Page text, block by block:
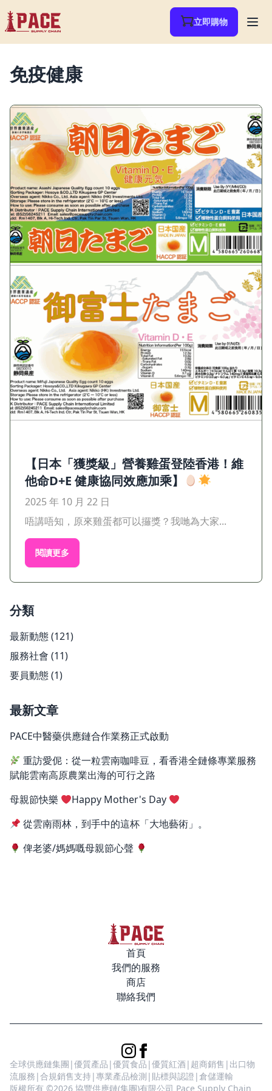
立即購物
免疫健康
【日本「獲獎級」營養雞蛋登陸香港！維
他命D+E 健康協同效應加乘】
2025 年 10 月 22 日
唔講唔知，原來雞蛋都可以攞獎？我哋為大家...
閱讀更多
分類
最新動態(121)
服務社會 (11)
要員動態(1)
最新文章
PACE中醫藥供應鏈合作業務正式啟動
重訪愛伲：從一粒雲南咖啡豆，看香港全鏈條專業服務
賦能雲南高原農業出海的可行之路
母親節快樂
Happy Mother's Day
從雲南雨林，到手中的這杯「大地藝術」。
俾老婆/媽媽嘅母親節心聲
首頁
我們的服務
商店
聯絡我們
全球供應鏈集團|優質產品|優質食品|優質紅酒|超商銷售|出口物
流服務|合規銷售支持|專業產品檢測|貼標與認證|倉儲運輸
版權所有 ©2026 協豐供應鏈(集團)有限公司 Pace Supply Chain